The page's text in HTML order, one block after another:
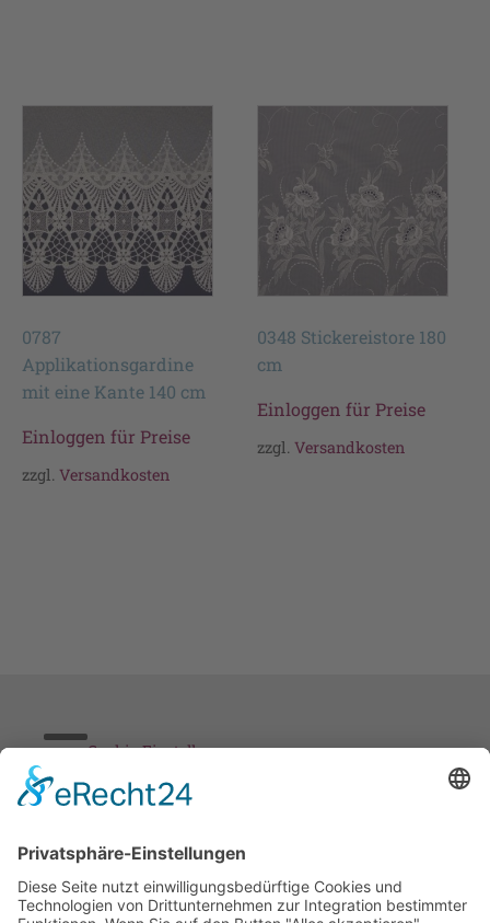
0787
Applikationsgardine
mit eine Kante 140 cm
Einloggen für Preise
zzgl. Versandkosten
0348 Stickereistore 180
cm
Einloggen für Preise
zzgl.Versandkosten
Cookie-Einstellungen